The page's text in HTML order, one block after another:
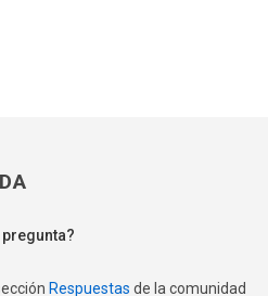
Respuestas de la comunidad